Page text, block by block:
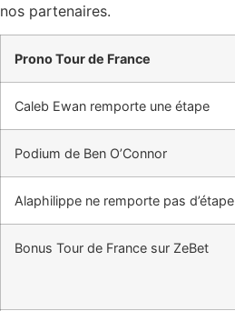
nos partenaires.
Prono Tour de France
Caleb Ewan remporte une étape
Podium de Ben O’Connor
Alaphilippe ne remporte pas d’étape
Bonus Tour de France sur ZeBet